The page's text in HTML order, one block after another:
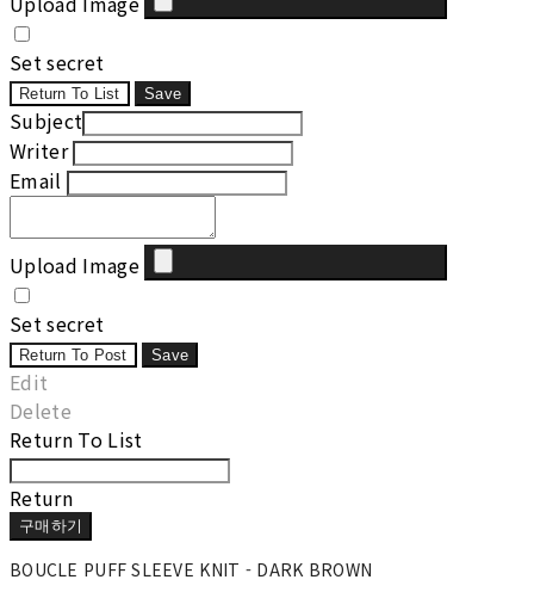
Set secret
Return To List Save
Subject
Writer
Email
Upload Image
Set secret
Return To Post Save
Edit
Delete
Return To List
Return
구매하기
BOUCLE PUFF SLEEVE KNIT - DARK BROWN